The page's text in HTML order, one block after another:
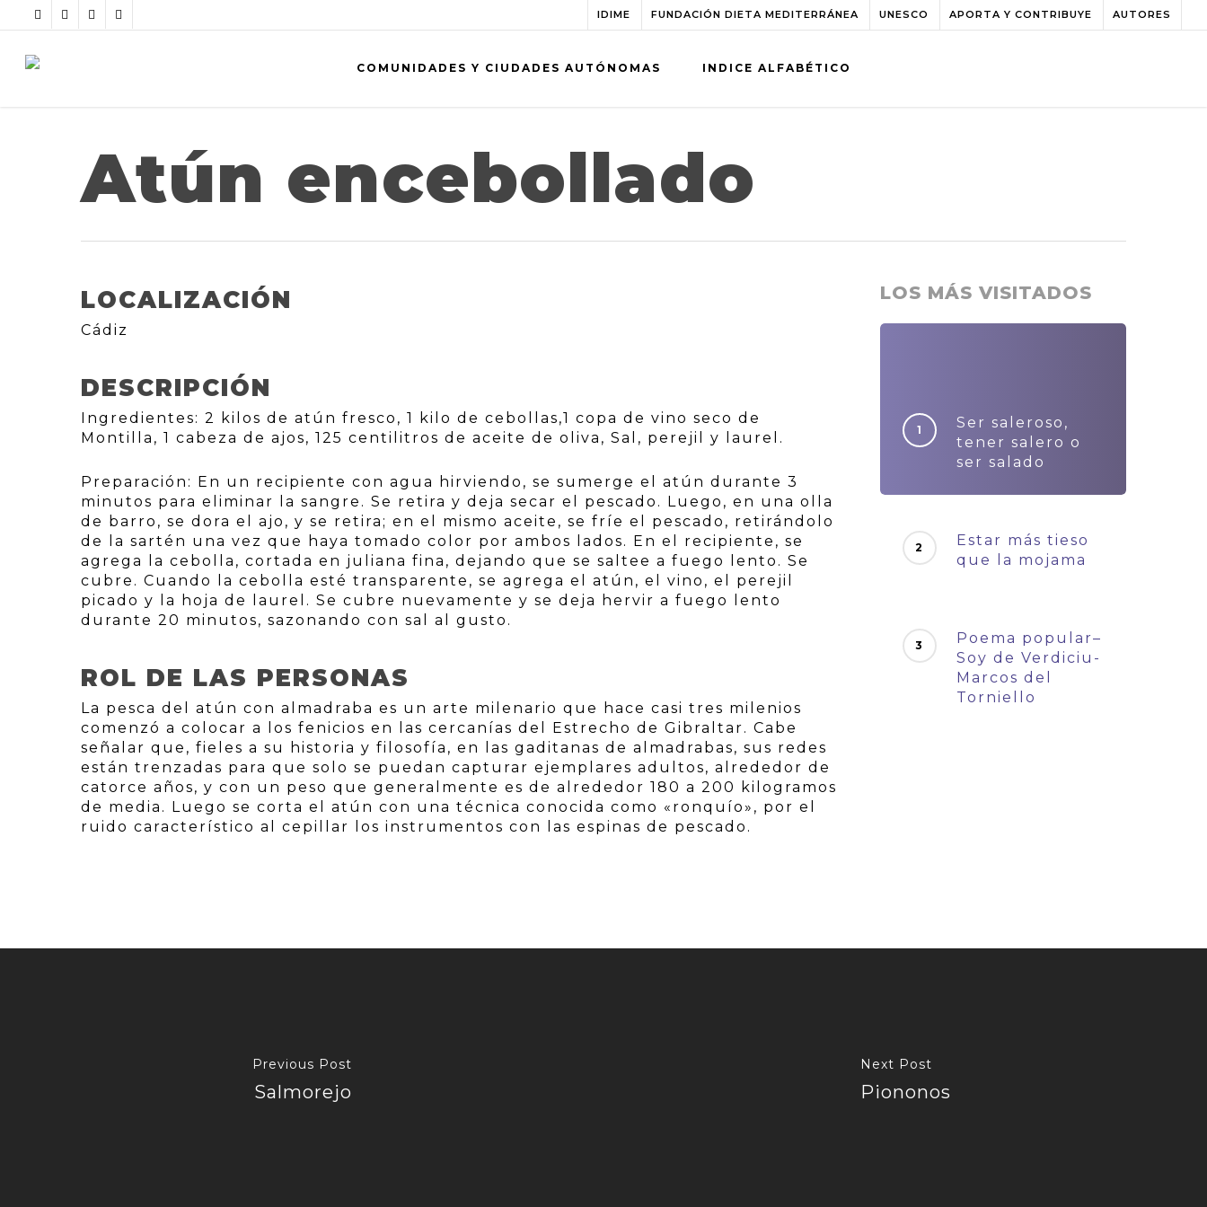
IDIME FUNDACIÓN DIETA MEDITERRÁNEA UNESCO APORTA Y CONTRIBUYE AUTORES
COMUNIDADES Y CIUDADES AUTÓNOMAS INDICE ALFABÉTICO
Atún encebollado
LOCALIZACIÓN
Cádiz
DESCRIPCIÓN
Ingredientes: 2 kilos de atún fresco, 1 kilo de cebollas,1 copa de vino seco de
Montilla, 1 cabeza de ajos, 125 centilitros de aceite de oliva, Sal, perejil y laurel.
Preparación: En un recipiente con agua hirviendo, se sumerge el atún durante 3
minutos para eliminar la sangre. Se retira y deja secar el pescado. Luego, en una olla
de barro, se dora el ajo, y se retira; en el mismo aceite, se fríe el pescado, retirándolo
de la sartén una vez que haya tomado color por ambos lados. En el recipiente, se
agrega la cebolla, cortada en juliana fina, dejando que se saltee a fuego lento. Se
cubre. Cuando la cebolla esté transparente, se agrega el atún, el vino, el perejil
picado y la hoja de laurel. Se cubre nuevamente y se deja hervir a fuego lento
durante 20 minutos, sazonando con sal al gusto.
ROL DE LAS PERSONAS
La pesca del atún con almadraba es un arte milenario que hace casi tres milenios
comenzó a colocar a los fenicios en las cercanías del Estrecho de Gibraltar. Cabe
señalar que, fieles a su historia y filosofía, en las gaditanas de almadrabas, sus redes
están trenzadas para que solo se puedan capturar ejemplares adultos, alrededor de
catorce años, y con un peso que generalmente es de alrededor 180 a 200 kilogramos
de media. Luego se corta el atún con una técnica conocida como «ronquío», por el
ruido característico al cepillar los instrumentos con las espinas de pescado.
LOS MÁS VISITADOS
Ser saleroso,
tener salero o
ser salado
Estar más tieso
que la mojama
Poema popular–
Soy de Verdiciu-
Marcos del
Torniello
Previous Post
Salmorejo
Next Post
Piononos